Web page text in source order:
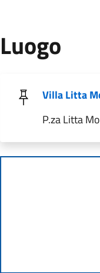
Luogo
Villa Litta
P.za Litta